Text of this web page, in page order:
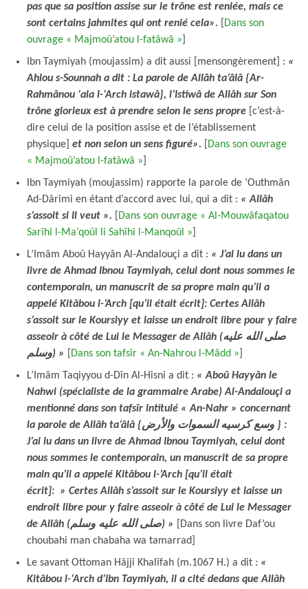
pas que sa position assise sur le trône est reniée, mais ce
sont certains jahmites qui ont renié cela».
Dans son
ouvrage « Majmoû’atou l-fatâwâ »
Ibn Taymiyah (moujassim) a dit aussi [mensongèrement] : «
Ahlou s-Sounnah a dit : La parole de Allâh ta’âlâ {Ar-
Rahmânou ‘ala l-‘Arch istawâ}, l’Istiwâ de Allâh sur Son
trône glorieux est à prendre selon le sens propre [c’est-à-
dire celui de la position assise et de l’établissement
physique] et non selon un sens figuré».
Dans son ouvrage
« Majmoû’atou l-fatâwâ »
Ibn Taymiyah (moujassim) rapporte la parole de ‘Outhmân
Ad-Dârimi en étant d’accord avec lui, qui a dit : « Allâh
s’assoit si Il veut ».
Dans son ouvrage « Al-Mouwâfaqatou
Sarîhi l-Ma’qoûl li Sahîhi l-Manqoûl »
L’Imâm Aboû Hayyân Al-Andalouçi a dit : « J’ai lu dans un
livre de Ahmad Ibnou Taymiyah, celui dont nous sommes le
contemporain, un manuscrit de sa propre main qu’il a
appelé Kitâbou l-’Arch [qu’il était écrit]: Certes Allâh
s’assoit sur le Koursiyy et laisse un endroit libre pour y faire
asseoir à côté de Lui le Messager de Allâh (صلى الله عليه
وسلم) »
Dans son tafsîr « An-Nahrou l-Mâdd »
L’Imâm Taqiyyou d-Dîn Al-Hisni a dit : « Aboû Hayyân le
Nahwi (spécialiste de la grammaire Arabe) Al-Andalouçi a
mentionné dans son tafsîr intitulé « An-Nahr » concernant
la parole de Allâh ta’âlâ {وسع كرسيه السموات والأرض } :
J’ai lu dans un livre de Ahmad Ibnou Taymiyah, celui dont
nous sommes le contemporain, un manuscrit de sa propre
main qu’il a appelé Kitâbou l-’Arch [qu’il était
écrit]: » Certes Allâh s’assoit sur le Koursiyy et laisse un
endroit libre pour y faire asseoir à côté de Lui le Messager
de Allâh (صلى الله عليه وسلم) »
[Dans son livre Daf’ou
choubahi man chabaha wa tamarrad]
Le savant Ottoman Hâjji Khalîfah (m.1067 H.) a dit : «
Kitâbou l-‘Arch d’Ibn Taymiyah, il a cité dedans que Allâh